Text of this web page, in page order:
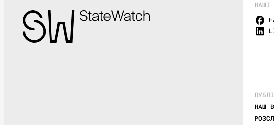
НАШІ
НАШ